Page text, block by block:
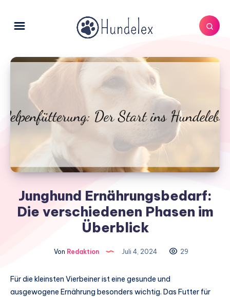
Junghund Ernährungsbedarf:
Die verschiedenen Phasen im
Überblick
Von Redaktion Juli 4, 2024 29
Für die kleinsten Vierbeiner ist eine gesunde und
ausgewogene Ernährung besonders wichtig. Das Futter für